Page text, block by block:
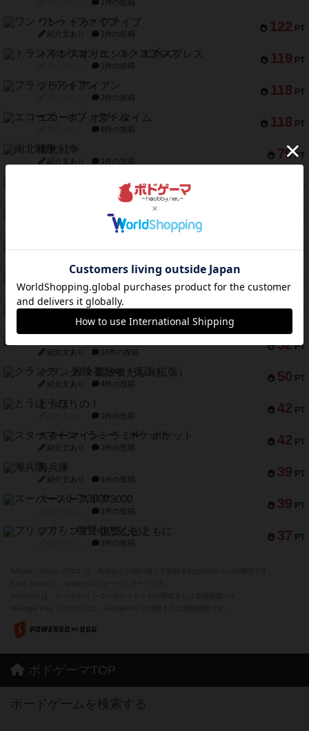
1件の投稿
122 PT
ワン・トゥ・ファイブ
紹介文あり 1件の投稿
119 PT
トランスオリエント・エクスプレス
1件の投稿
118 PT
フラットアイアン
2件の投稿
118 PT
エコーズ・オブ・タイム
8件の投稿
79 PT
南北戦争
紹介文あり 1件の投稿
PT
キャプテン・フリップ：イスラ・ボンバ
2件の投稿
PT
メメントオンラインタクティクス
4件の投稿
68 PT
PT
クリーグ
紹介文あり 1件の投稿
53 PT
セミファイナル ～お前はまだ生きている～
紹介文あり 1件の投稿
52 PT
紹介文あり 18件の投稿
50 PT
クランク! ：冒険者たち（拡張）
紹介文あり 4件の投稿
42 PT
とうほうの！
1件の投稿
42 PT
スターマイン・ラミー ポケット
紹介文あり 2件の投稿
39 PT
海兵隊
紹介文あり 1件の投稿
39 PT
スーパーストア3000
1件の投稿
37 PT
フリップ７：復讐心とともに
2件の投稿
ボドゲーマTOP
ボードゲームを検索する